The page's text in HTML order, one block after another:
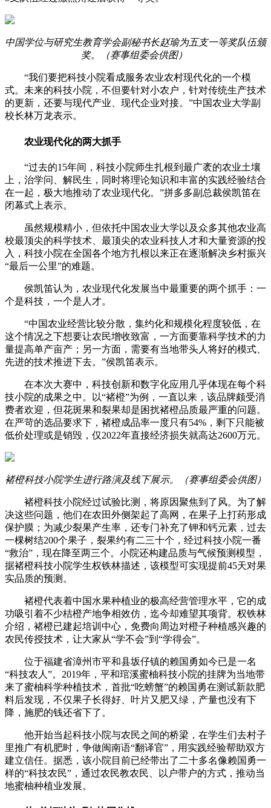
中国学位与研究生教育学会副秘书长赵瑜为五支一等奖队伍颁
奖。（赛事组委会供图）
“我们要把科技小院看成服务农业农村现代化的一个模
式。未来的科技小院，不但要针对小农户，针对传统生产技术
的更新，还要与现代产业、现代企业对接。”中国农业大学副
校长林万龙表示。
农业现代化的两大抓手
“过去的15年间，科技小院师生扎根到最广袤的农业土壤
上，治学问、解民生，同时将理论知识和丰富的实践经验结合
在一起，极大地推动了农业现代化。”拼多多副总裁侯凯笛在
闭幕式上表示。
虽然规模精小，但依托中国农业大学以及众多其他农业高
校最顶尖的科学技术、最顶尖的农业科技人才和大量资源的投
入，科技小院在全国各个地方扎根以来正在逐渐解决乡村振兴
“最后一公里”的难题。
侯凯笛认为，农业现代化发展当中最重要的两个抓手：一
个是科技，一个是人才。
“中国农业经营比较分散，集约化和规模化程度较低，在
这个情况之下想要让农民增收致富，一方面要靠科学技术的力
量提高单产亩产；另一方面，需要有当地带头人将好的模式、
先进的技术推进下去。”侯凯笛表示。
在本次大赛中，科技创新和数字化应用几乎体现在每个科
技小院的成果之中。以“褚橙”为例，一直以来，该品牌颇受消
费者欢迎，但花斑果和裂果却是困扰褚橙品质最严重的问题。
在严苛的选品要求下，褚橙成品率一度只有54%，剩下只能被
低价处理或是销毁，仅2022年直接经济损失就高达2600万元。
褚橙科技小院学生进行路演及线下展示。（赛事组委会供图）
褚橙科技小院经过试验比测，将原因聚焦到了风。为了解
决这些问题，他们在农田外侧架起了高网，在果子上打药形成
保护膜；为减少裂果产生率，还专门补充了钾和钙元素，过去
一棵树结200个果子，裂果约有二三十个，经过科技小院一番
“救治”，现在降至两三个。小院还构建品质与气候预测模型，
据褚橙科技小院学生权铁林描述，该模型可实现提前45天对果
实品质的预测。
褚橙代表着中国水果种植业的极高经营管理水平，它的成
功吸引着不少桔橙产地争相效仿，迄今却难望其项背。权铁林
介绍，褚橙已建起培训中心，免费向周边对橙子种植感兴趣的
农民传授技术，让大家从“学不会”到“学得会”。
位于福建省漳州市平和县坂仔镇的赖国勇如今已是一名
“科技农人”。2019年，平和琯溪蜜柚科技小院的挂牌为当地带
来了蜜柚科学种植技术，首批“吃螃蟹”的赖国勇在测试新款肥
料后发现，不仅果子长得好、叶片又肥又绿，产量也没有下
降，施肥的钱还省下了。
他开始当起科技小院与农民之间的桥梁，在学生们去村子
里推广有机肥时，争做闽南语“翻译官”，用实践经验帮助双方
建立信任。据悉，该小院目前已经带出了二十多名像赖国勇一
样的“科技农民”，通过农民教农民、以户带户的方式，推动当
地蜜柚种植业发展。